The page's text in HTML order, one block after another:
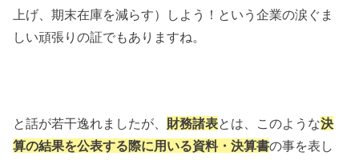
上げ、期末在庫を減らす）しよう！という企業の涙ぐま
しい頑張りの証でもありますね。
と話が若干逸れましたが、 財務諸表とは、このような決
算の結果を公表する際に用いる資料・決算書の事を表し